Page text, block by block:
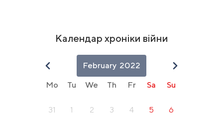
February 2022
Mo Tu We Th Fr Sa Su
31 1 2 3 4 5 6
Календар хроніки війни